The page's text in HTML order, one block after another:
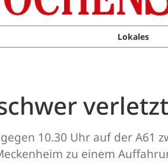
Lokales
verletzt
10.30 Uhr auf der A61
zu einem